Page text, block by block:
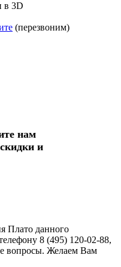
в 3D
(перезвоним)
нам
и
Плато данного
8 (495) 120-02-88,
вопросы. Желаем Вам